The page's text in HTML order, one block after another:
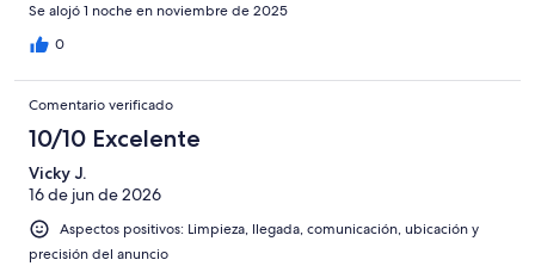
Se alojó 1 noche en noviembre de 2025
0
Comentario verificado
10/10 Excelente
Vicky J.
16 de jun de 2026
Aspectos positivos: Limpieza, llegada, comunicación, ubicación y
precisión del anuncio